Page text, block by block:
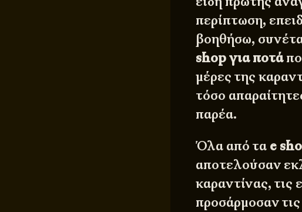
περίπτωση,
βοηθήσω,
shop για ποτά
μέρες της
τόσο
παρέα.
Όλα από τα e
αποτελούσαν
καραντίνας,
προσάρμοσαν